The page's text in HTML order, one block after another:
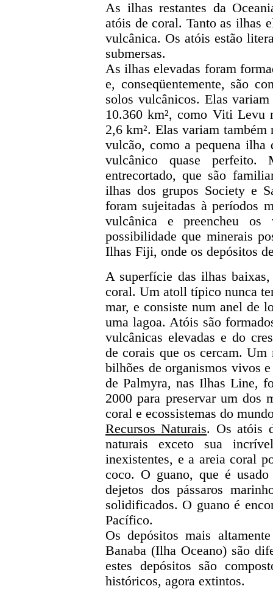
As ilhas restantes da
atóis de coral. Tanto as ilhas
vulcânica. Os atóis estão
submersas.
As ilhas elevadas foram
e, conseqüentemente, são
solos vulcânicos. Elas
10.360 km², como Viti Levu
2,6 km². Elas variam também
vulcão, como a pequena
vulcânico quase
entrecortado, que são
ilhas dos grupos Society e
foram sujeitadas à períodos
vulcânica e preencheu
possibilidade que minerais
Ilhas Fiji, onde os depósitos
A superfície das ilhas
coral. Um atoll típico nunca
mar, e consiste num anel de
uma lagoa. Atóis são
vulcânicas elevadas e do
de corais que os cercam.
bilhões de organismos vivos
de Palmyra, nas Ilhas Line,
2000 para preservar um dos
coral e ecossistemas do
Recursos Naturais. Os atóis
naturais exceto sua
inexistentes, e a areia coral
coco. O guano, que é
dejetos dos pássaros
solidificados. O guano é
Pacífico.
Os depósitos mais
Banaba (Ilha Oceano) são
estes depósitos são
históricos, agora extintos.